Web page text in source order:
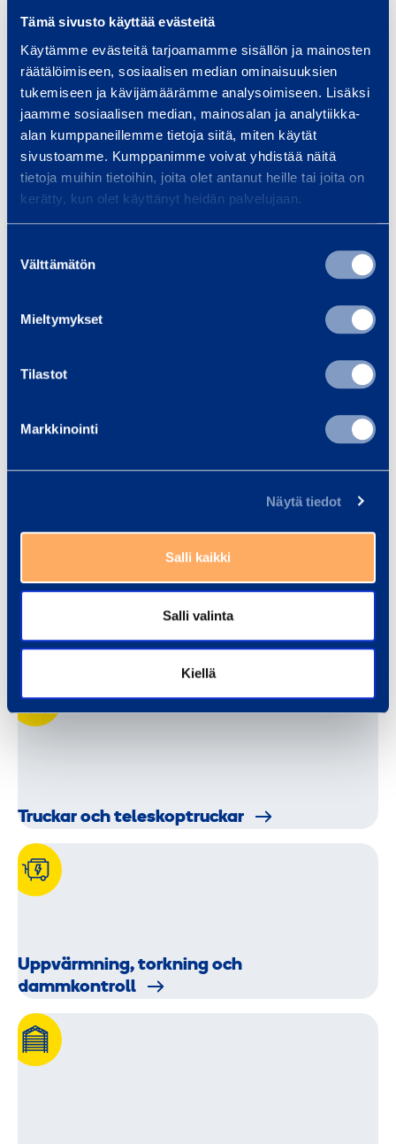
Tämä sivusto käyttää evästeitä
Käytämme evästeitä tarjoamamme sisällön ja mainosten
räätälöimiseen, sosiaalisen median ominaisuuksien
tukemiseen ja kävijämäärämme analysoimiseen. Lisäksi
jaamme sosiaalisen median, mainosalan ja analytiikka-
alan kumppaneillemme tietoja siitä, miten käytät
sivustoamme. Kumppanimme voivat yhdistää näitä
tietoja muihin tietoihin, joita olet antanut heille tai joita on
kerätty, kun olet käyttänyt heidän palvelujaan.
valinta
Välttämätön
Mieltymykset
Tilastot
Markkinointi
Näytä tiedot
Salli kaikki
Salli valinta
Kiellä
Stålstäl­li­ningar
Trafiksä­ker­hetsp­ro­dukter
Truckar och teleskopt­ruckar
Uppvärmning, torkning och
dammkontroll